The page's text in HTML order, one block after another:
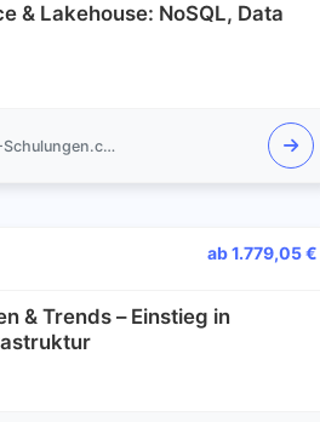
& Lakehouse: NoSQL, Data
New Elements GmbH / IT-Schulungen.com
ab 1.779,05 €
& Trends – Einstieg in